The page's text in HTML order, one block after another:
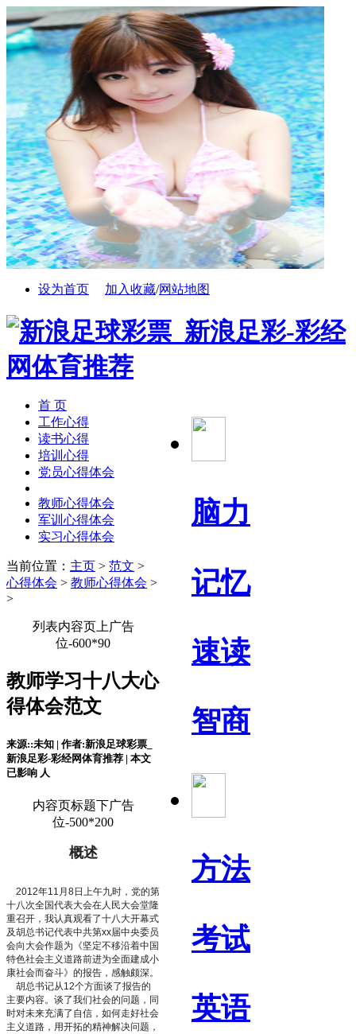
设为首页 加入收藏/网站地图
脑力
记忆
速读
智商
方法
考试
英语
首 页
工作心得
读书心得
培训心得
党员心得体会
教师心得体会
军训心得体会
实习心得体会
当前位置： 主页 > 范文 >
心得体会 > 教师心得体会 >
>
列表内容页上广告
位-600*90
教师学习十八大心
得体会范文
来源::未知 | 作者:新浪足球彩票_
新浪足彩-彩经网体育推荐 | 本文
已影响 人
内容页标题下广告
位-500*200
概述
2012年11月8日上午九时，党的第
十八次全国代表大会在人民大会堂隆
重召开，我认真观看了十八大开幕式
及胡总书记代表中共第xx届中央委员
会向大会作题为《坚定不移沿着中国
特色社会主义道路前进为全面建成小
康社会而奋斗》的报告，感触颇深。
胡总书记从12个方面谈了报告的
主要内容。谈了我们社会的问题，同
时对未来充满了自信，如何走好社会
主义道路，用开拓的精神解决问题，